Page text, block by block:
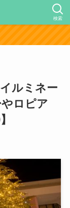
検索
サイト再構
ルミネー
ロピア